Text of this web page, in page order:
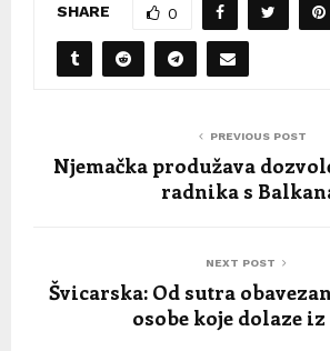
SHARE 0
PREVIOUS POST
Njemačka produžava
radnika s
NEXT POST
Švicarska: Od sutra
osobe koje dolaze